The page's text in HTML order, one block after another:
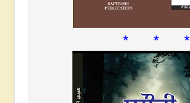
* * *